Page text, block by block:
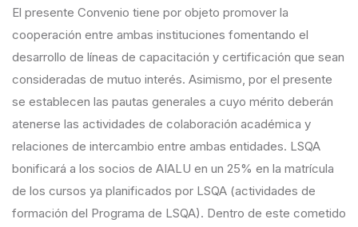
El presente Convenio tiene por objeto promover la
cooperación entre ambas instituciones fomentando el
desarrollo de líneas de capacitación y certificación que sean
consideradas de mutuo interés. Asimismo, por el presente
se establecen las pautas generales a cuyo mérito deberán
atenerse las actividades de colaboración académica y
relaciones de intercambio entre ambas entidades. LSQA
bonificará a los socios de AIALU en un 25% en la matrícula
de los cursos ya planificados por LSQA (actividades de
formación del Programa de LSQA). Dentro de este cometido